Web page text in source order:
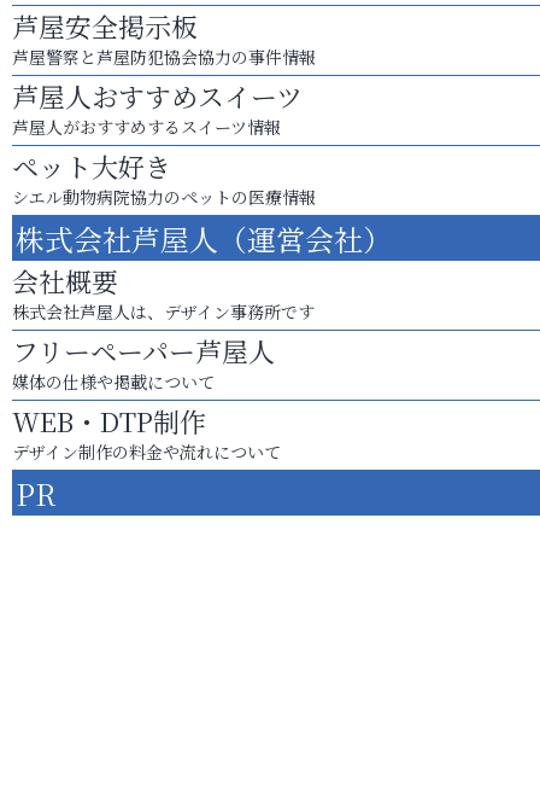
芦屋安全掲示板
芦屋警察と芦屋防犯協会協力の事件情報
芦屋人おすすめスイーツ
芦屋人がおすすめするスイーツ情報
ペット大好き
シエル動物病院協力のペットの医療情報
株式会社芦屋人（運営会社）
会社概要
株式会社芦屋人は、デザイン事務所です
フリーペーパー芦屋人
媒体の仕様や掲載について
WEB・DTP制作
デザイン制作の料金や流れについて
PR